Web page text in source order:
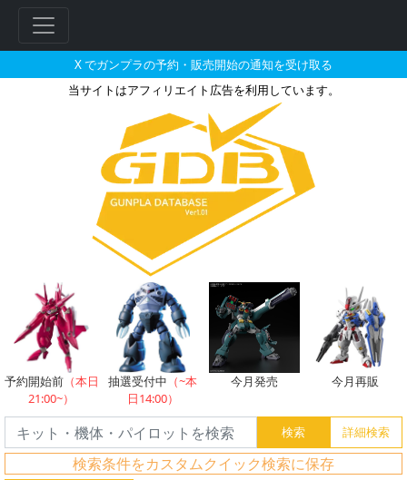
X でガンプラの予約・販売開始の通知を受け取る
当サイトはアフィリエイト広告を利用しています。
ガンドノードのガンプラの販売
予約開始前（本日
21:00~）
抽選受付中 （~本
日14:00）
今月発売 今月再販
検索条件をカスタムクイック検索に保存
索
グ
レ